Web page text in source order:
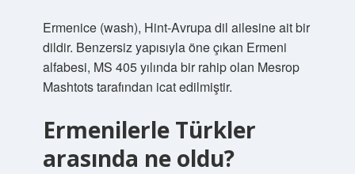
Ermenice (wash), Hint-Avrupa dil ailesine ait bir
dildir. Benzersiz yapısıyla öne çıkan Ermeni
alfabesi, MS 405 yılında bir rahip olan Mesrop
Mashtots tarafından icat edilmiştir.
Ermenilerle Türkler
arasında ne oldu?